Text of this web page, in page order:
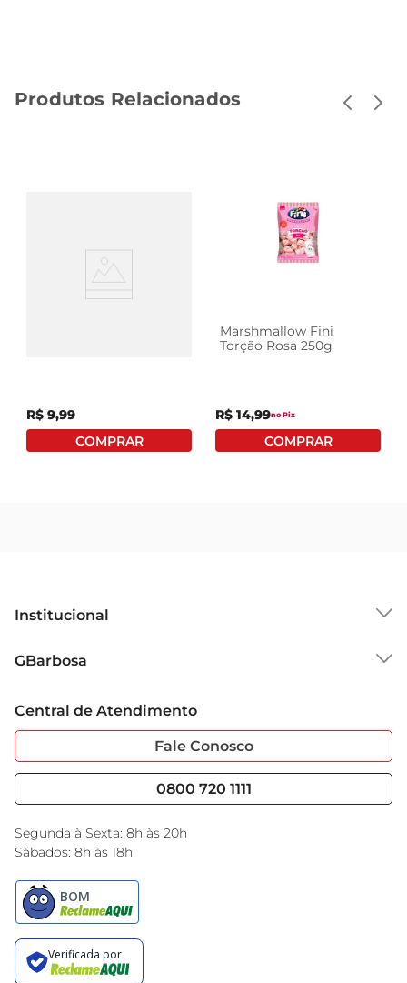
Produtos Relacionados
R$ 9,99
Marshmallow Fini
Torção Rosa 250g
R$ 14,99no Pix
Institucional
Grupo Cencosud
Sobre Privacidade
Portal do Fornecedo
Nossas Lojas
GBarbosa
Garantia Estendida
Serviços
Black Friday
Encarte do Dia
Central de Atendimento
Fale Conosco
0800 720 1111
Segunda à Sexta: 8h às 20h
Sábados: 8h às 18h